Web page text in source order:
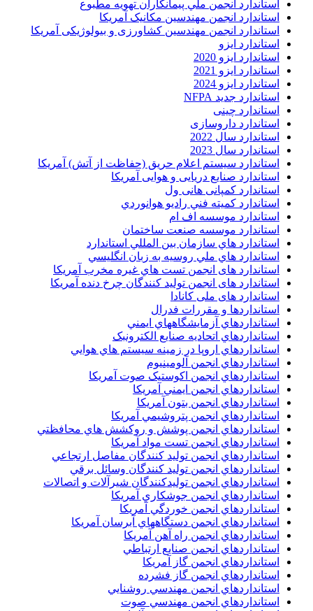
استاندارد انجمن ملي پيمانکاران تهويه مطبوع
استاندارد انجمن مهندسين مکانيک آمريکا
استاندارد انجمن مهندسین کشاورزی و بیولوژیکی آمریکا
استاندارد ایزو
استاندارد ایزو 2020
استاندارد ایزو 2021
استاندارد ایزو 2024
استاندارد جدید NFPA
استاندارد چینی
استاندارد داروسازی
استاندارد سال 2022
استاندارد سال 2023
استاندارد سیستم اعلام حریق (حفاظت از آتش) آمریکا
استاندارد صنایع دریایی و هوایی آمریکا
استاندارد کمپانی هانی ول
استاندارد کميته فني راديو هوانوردي
استاندارد موسسه اف ام
استاندارد موسسه صنعت ساختمان
استاندارد هاي سازمان بين المللي استاندارد
استاندارد هاي ملي روسيه به زبان انگليسي
استاندارد های انجمن تست هاي غيره مخرب آمريکا
استاندارد های انجمن توليد کنندگان چرخ دنده آمريکا
استاندارد های ملی کانادا
استانداردها و مقررات فدرال
استانداردهاي آزمايشگاههاي ايمني
استانداردهاي اتحاديه صنايع الکترونبک
استانداردهاي اروپا در زمينه سيستم هاي هوايي
استانداردهاي انجمن آلومينيوم
استانداردهاي انجمن اکوستيک صوت آمريکا
استانداردهاي انجمن ايمني آمريکا
استانداردهاي انجمن بتون آمريکا
استانداردهاي انجمن پتروشيمي آمريکا
استانداردهاي انجمن پوشش و روکشش هاي محافظتي
استانداردهاي انجمن تست مواد آمريکا
استانداردهاي انجمن توليد کنندگان مفاصل ارتجاعي
استانداردهاي انجمن توليد کنندگان وسائل برقي
استانداردهاي انجمن توليدکنندگان شيرآلات و اتصالات
استانداردهاي انجمن جوشکاري آمريکا
استانداردهاي انجمن خوردگي آمريکا
استانداردهاي انجمن دستگاههاي آبرسان آمريکا
استانداردهاي انجمن راه آهن آمريکا
استانداردهاي انجمن صنايع ارتباطي
استانداردهاي انجمن گاز آمريکا
استانداردهاي انجمن گاز فشرده
استانداردهاي انجمن مهندسي روشنايي
استانداردهاي انجمن مهندسي صوت